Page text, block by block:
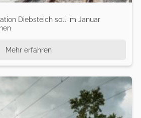
Diebsteich soll im Januar
Mehr erfahren